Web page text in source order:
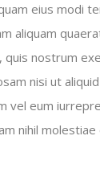
eius modi
aliquam
quis nostrum
nisi ut
vel eum
nihil molestiae